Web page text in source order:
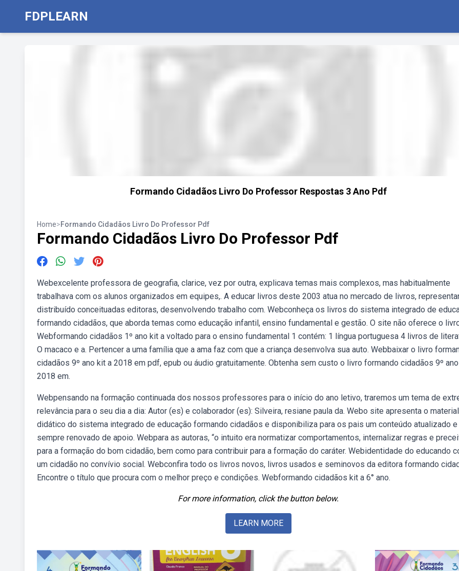
FDPLEARN
Formando Cidadãos Livro Do Professor Respostas 3 Ano Pdf
Home>Formando Cidadãos Livro Do Professor Pdf
Formando Cidadãos Livro Do Professor Pdf
Webexcelente professora de geografia, clarice, vez por outra, explicava temas mais complexos, mas habitualmente
trabalhava com os alunos organizados em equipes,. A educar livros deste 2003 atua no mercado de livros,
distribuído conceituadas editoras, desenvolvendo trabalho com. Webconheça os livros do sistema integrado de
formando cidadãos, que aborda temas como educação infantil, ensino fundamental e gestão. O site não oferece o
Webformando cidadãos 1º ano kit a voltado para o ensino fundamental 1 contém: 1 língua portuguesa 4 livros de
O macaco e a. Pertencer a uma família que a ama faz com que a criança desenvolva sua auto. Webbaixar o livro
cidadãos 9º ano kit a 2018 em pdf, epub ou áudio gratuitamente. Obtenha sem custo o livro formando cidadãos 9º
2018 em.
Webpensando na formação continuada dos nossos professores para o início do ano letivo, traremos um tema de
relevância para o seu dia a dia: Autor (es) e colaborador (es): Silveira, resiane paula da. Webo site apresenta o material
didático do sistema integrado de educação formando cidadãos e disponibiliza para os pais um conteúdo atualizado e
sempre renovado de apoio. Webpara as autoras, “o intuito era normatizar comportamentos, internalizar regras e
para a formação do bom cidadão, bem como para contribuir para a formação do caráter. Webidentidade do educando
um cidadão no convívio social. Webconfira todo os livros novos, livros usados e seminovos da editora formando
Encontre o título que procura com o melhor preço e condições. Webformando cidadãos kit a 6° ano.
For more information, click the button below.
LEARN MORE